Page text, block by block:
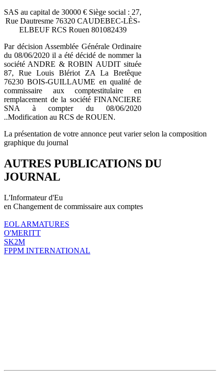
SAS au capital de 30000 € Siège social : 27,
Rue Dautresme 76320 CAUDEBEC-LÈS-
ELBEUF RCS Rouen 801082439
Par décision Assemblée Générale Ordinaire
du 08/06/2020 il a été décidé de nommer la
société ANDRE & ROBIN AUDIT située
87, Rue Louis Blériot ZA La Bretêque
76230 BOIS-GUILLAUME en qualité de
commissaire aux comptestitulaire en
remplacement de la société FINANCIERE
SNA à compter du 08/06/2020
..Modification au RCS de ROUEN.
La présentation de votre annonce peut varier selon la composition
graphique du journal
AUTRES PUBLICATIONS DU
JOURNAL
L'Informateur d'Eu
en Changement de commissaire aux comptes
EOL ARMATURES
O'MERITT
SK2M
FPPM INTERNATIONAL